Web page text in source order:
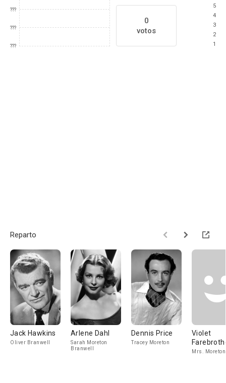
???
???
???
0
votos
5
4
3
2
1
Reparto
Jack Hawkins
Oliver Branwell
Arlene Dahl
Sarah Moreton
Branwell
Dennis Price
Tracey Moreton
Violet
Mrs. Moreton